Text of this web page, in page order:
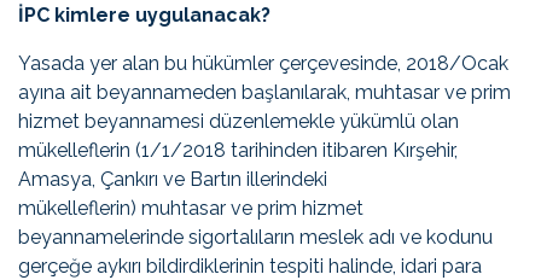
İPC kimlere uygulanacak?
Yasada yer alan bu hükümler çerçevesinde, 2018/Ocak
ayına ait beyannameden başlanılarak, muhtasar ve prim
hizmet beyannamesi düzenlemekle yükümlü olan
mükelleflerin (1/1/2018 tarihinden itibaren Kırşehir,
Amasya, Çankırı ve Bartın illerindeki
mükelleflerin) muhtasar ve prim hizmet
beyannamelerinde sigortalıların meslek adı ve kodunu
gerçeğe aykırı bildirdiklerinin tespiti halinde, idari para